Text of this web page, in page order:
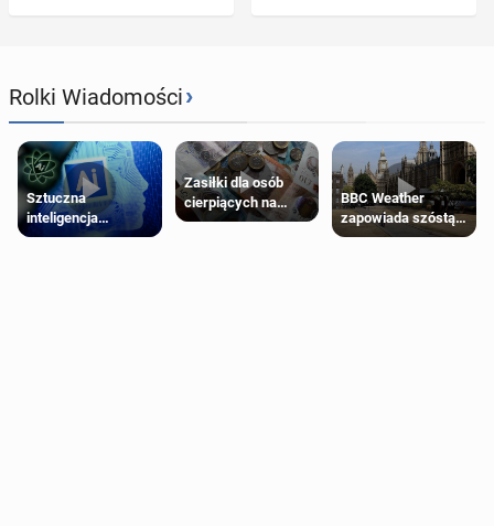
Rolki Wiadomości›
Sztuczna
inteligencja
próbowała oszukać
Zasiłki dla osób
cierpiących na
schorzenia
BBC Weather
zapowiada szóstą
falę upałów w